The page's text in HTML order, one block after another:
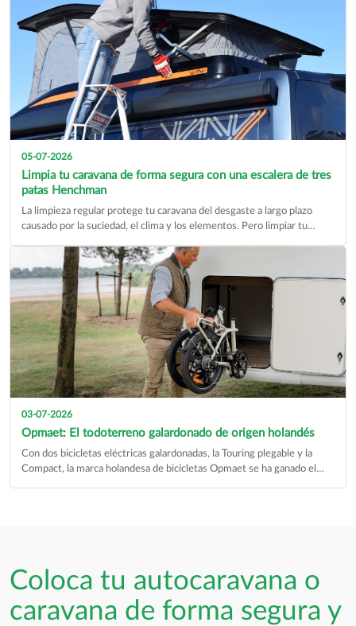
05-07-2026
Limpia tu caravana de forma segura con una escalera de tres
patas Henchman
La limpieza regular protege tu caravana del desgaste a largo plazo
causado por la suciedad, el clima y los elementos. Pero limpiar tu
03-07-2026
Opmaet: El todoterreno galardonado de origen holandés
Con dos bicicletas eléctricas galardonadas, la Touring plegable y la
Compact, la marca holandesa de bicicletas Opmaet se ha ganado el
Coloca tu autocaravana o
caravana de forma segura y